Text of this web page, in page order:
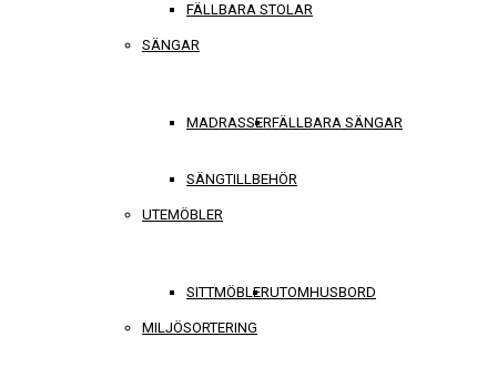
FÄLLBARA STOLAR
SÄNGAR
MADRASSERFÄLLBARA SÄNGAR
SÄNGTILLBEHÖR
UTEMÖBLER
SITTMÖBLERUTOMHUSBORD
MILJÖSORTERING